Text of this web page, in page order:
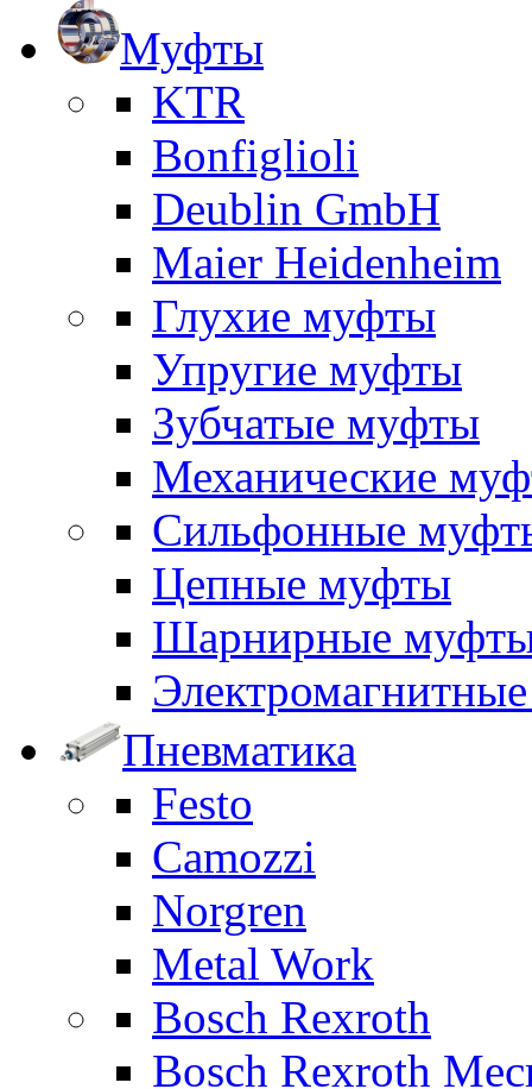
Муфты
KTR
Bonfiglioli
Deublin GmbH
Maier Heidenheim
Глухие муфты
Упругие муфты
Зубчатые муфты
Механические
Сильфонные
Цепные муфты
Шарнирные
Пневматика
Festo
Camozzi
Norgren
Metal Work
Bosch Rexroth
Bosch Rexroth